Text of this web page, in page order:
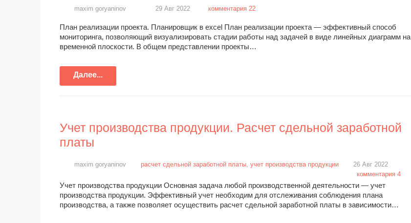
maxim goryaninov 29 Авг 2022 комментария 22
План реализации проекта. Планировщик в excel План реализации проекта — эффективный способ
мониторинга, позволяющий визуализировать стадии работы над задачей в виде линейных диаграмм на
временной плоскости. В общем представлении проекты…
Далее...
Учет производства продукции. Расчет сдельной заработной
платы
maxim goryaninov расчет сдельной заработной платы, учет производства продукции
26 Авг 2022
комментария 4
Учет производства продукции Основная задача любой производственной деятельности — учет
производства продукции. Эффективный учет необходим для отслеживания соблюдения плана
производства, а также позволяет осуществить расчет сдельной заработной платы в зависимости…